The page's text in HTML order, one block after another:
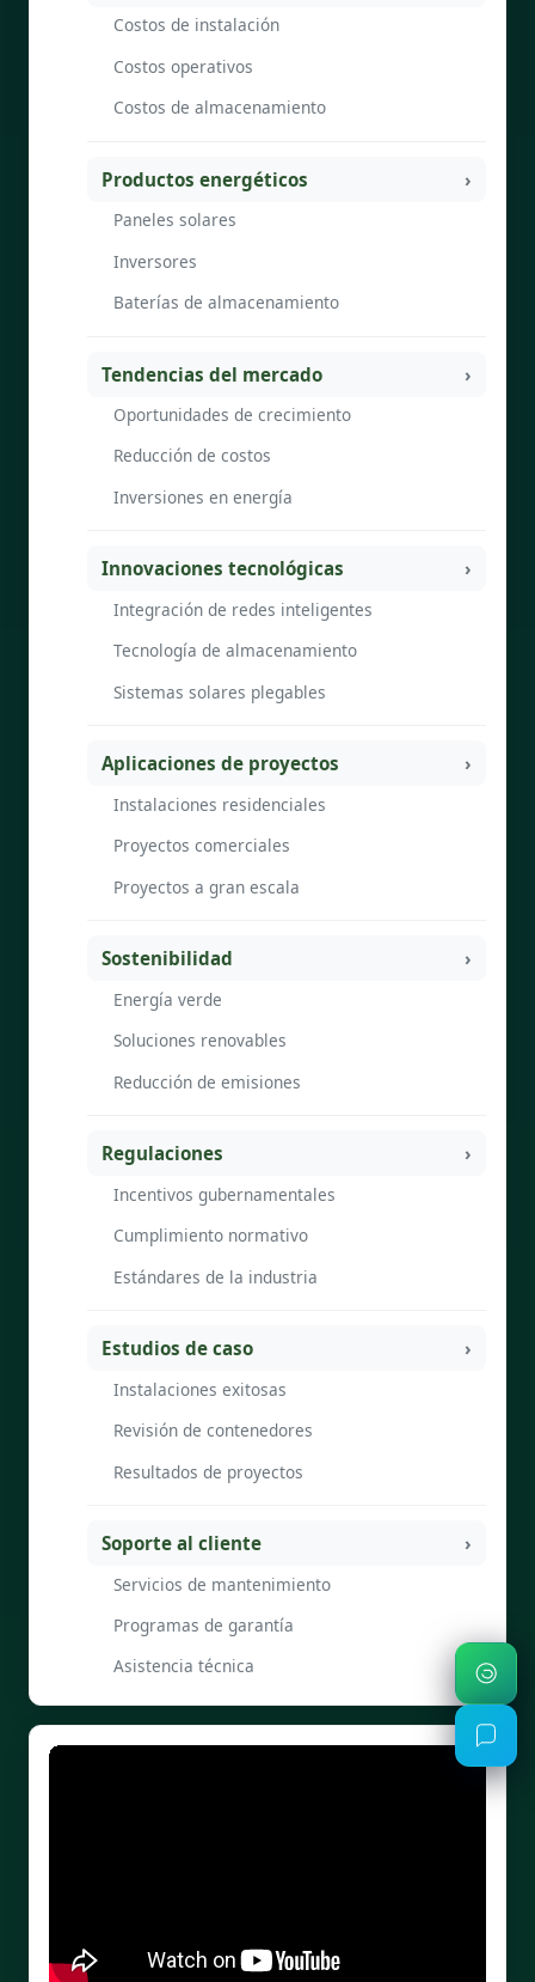
Costos de instalación
Costos operativos
Costos de almacenamiento
Productos energéticos
Paneles solares
Inversores
Baterías de almacenamiento
Tendencias del mercado
Oportunidades de crecimiento
Reducción de costos
Inversiones en energía
Innovaciones tecnológicas
Integración de redes inteligentes
Tecnología de almacenamiento
Sistemas solares plegables
Aplicaciones de proyectos
Instalaciones residenciales
Proyectos comerciales
Proyectos a gran escala
Sostenibilidad
Energía verde
Soluciones renovables
Reducción de emisiones
Regulaciones
Incentivos gubernamentales
Cumplimiento normativo
Estándares de la industria
Estudios de caso
Instalaciones exitosas
Revisión de contenedores
Resultados de proyectos
Soporte al cliente
Servicios de mantenimiento
Programas de garantía
Asistencia técnica